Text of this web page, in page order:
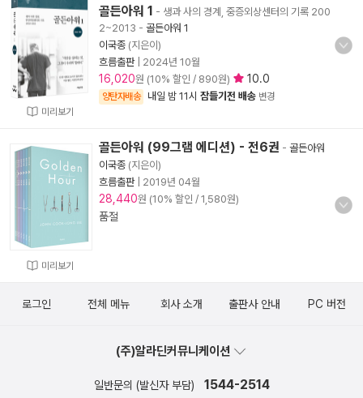
미리보기
골든아워 1 - 생과 사의 경계, 중증외상센터의 기록 200
2~2013 - 골든아워 1
이국종 (지은이)
흐름출판| 2024년 10월
16,020원 (10% 할인 / 890원) 10.0
양탄자배송 내일 밤 11시 잠들기전 배송 변경
미리보기
골든아워 (99그램 에디션) - 전6권 - 골든아워
이국종 (지은이)
흐름출판| 2019년 04월
28,440원 (10% 할인 / 1,580원)
품절
로그인 전체 메뉴 회사 소개 출판사 안내 PC 버전
(주)알라딘커뮤니케이션
일반문의 (발신자 부담) 1544-2514